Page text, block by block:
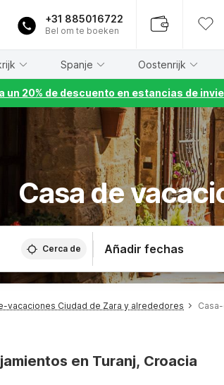
+31 885016722
Bel om te boeken
Spanje Oostenrijk
un 20% de descuento en estancias de
Casa de
Cerca de Añadir fechas
vacaciones Ciudad de Zara y alrededores
en Turanj, Croacia